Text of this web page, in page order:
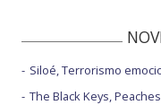
Siloé, Terrorismo
The Black Keys,